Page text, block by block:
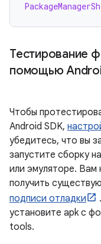
Тестирование
помощью
Чтобы
Android SDK,
убедитесь, что вы
запустите сборку
или эмуляторе. Вам
получить
подписи отладки
установите apk с
tools.